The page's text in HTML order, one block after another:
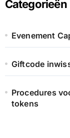
Categorieën
Evenement
Giftcode
Procedures
tokens